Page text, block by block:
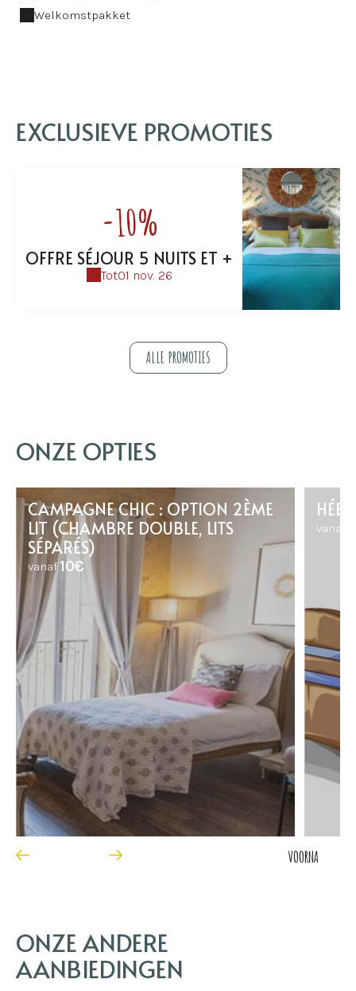
Welkomstpakket
EXCLUSIEVE PROMOTIES
-10%
OFFRE SÉJOUR 5 NUITS ET +
Tot01 nov. 26
ALLE PROMOTIES
ONZE OPTIES
CAMPAGNE CHIC : OPTION 2ÈME
LIT (CHAMBRE DOUBLE, LITS
SÉPARÉS)
vanaf 10€
vanaf
VOORNA
ONZE ANDERE
AANBIEDINGEN